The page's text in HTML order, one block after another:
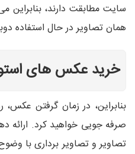
سایت مطابقت دارند، بنابراین
همان تصاویر در حال استفاده
خرید عکس های
بنابراین، در زمان گرفتن
صرفه جویی خواهید کرد. ارائه
تصاویر و تصاویر برداری با